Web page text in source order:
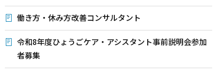
働き方・休み方改善コンサルタント
令和8年度ひょうごケア・アシスタント事前説明会参加
者募集